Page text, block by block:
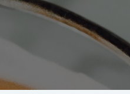
по всей России, гибкие
оборудование,